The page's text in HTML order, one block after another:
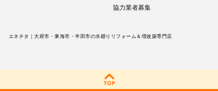
協力業者募集
エネチタ｜大府市・東海市・半田市の水廻りリフォーム＆増改築専門店